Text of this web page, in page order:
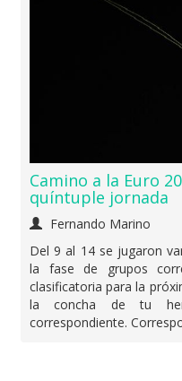
Camino a la Euro
quíntuple jornada
Fernando Marino
Del 9 al 14 se jugaron
la fase de grupos
clasificatoria para la
la concha de tu
correspondiente.